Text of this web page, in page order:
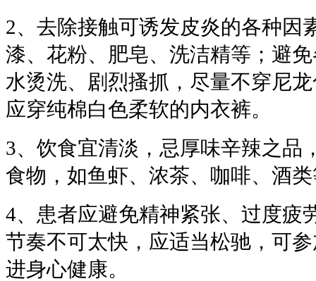
2、去除接触可诱发皮炎的各种因
漆、花粉、肥皂、洗洁精等；避
水烫洗、剧烈搔抓，尽量不穿尼
应穿纯棉白色柔软的内衣裤。
3、饮食宜清淡，忌厚味辛辣之品
食物，如鱼虾、浓茶、咖啡、酒
4、患者应避免精神紧张、过度疲
节奏不可太快，应适当松驰，可
进身心健康。